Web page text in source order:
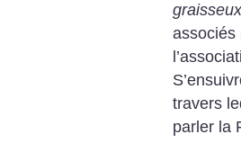
associés
travers
parler la